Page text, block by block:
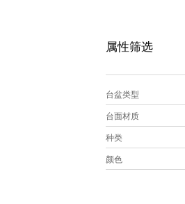
属性筛选
台盆类型
台面材质
种类
颜色